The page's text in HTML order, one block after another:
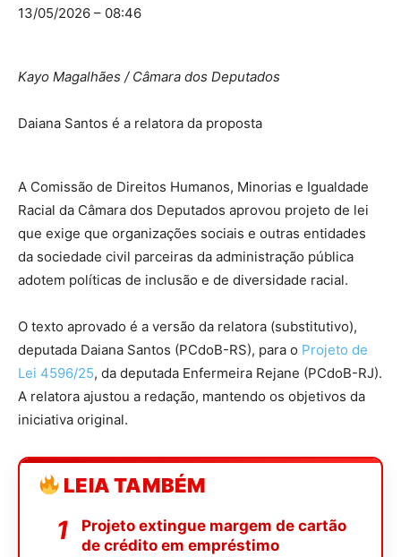
13/05/2026 – 08:46
Kayo Magalhães / Câmara dos Deputados
Daiana Santos é a relatora da proposta
A Comissão de Direitos Humanos, Minorias e Igualdade
Racial da Câmara dos Deputados aprovou projeto de lei
que exige que organizações sociais e outras entidades
da sociedade civil parceiras da administração pública
adotem políticas de inclusão e de diversidade racial.
O texto aprovado é a versão da relatora (substitutivo),
deputada Daiana Santos (PCdoB-RS), para o Projeto de
Lei 4596/25, da deputada Enfermeira Rejane (PCdoB-RJ).
A relatora ajustou a redação, mantendo os objetivos da
iniciativa original.
LEIA TAMBÉM
Projeto extingue margem de cartão
de crédito em empréstimo